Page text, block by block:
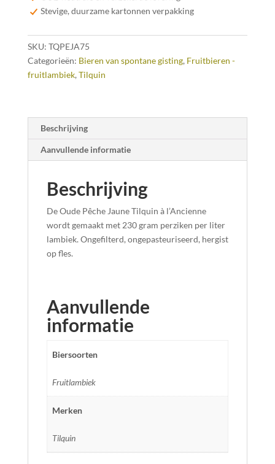
Stevige, duurzame kartonnen verpakking
SKU: TQPEJA75
Categorieën: Bieren van spontane gisting, Fruitbieren -
fruitlambiek, Tilquin
Beschrijving
Aanvullende informatie
Beschrijving
De Oude Pêche Jaune Tilquin à l’Ancienne
wordt gemaakt met 230 gram perziken per liter
lambiek. Ongefilterd, ongepasteuriseerd, hergist
op fles.
Aanvullende
informatie
Biersoorten
Fruitlambiek
Merken
Tilquin